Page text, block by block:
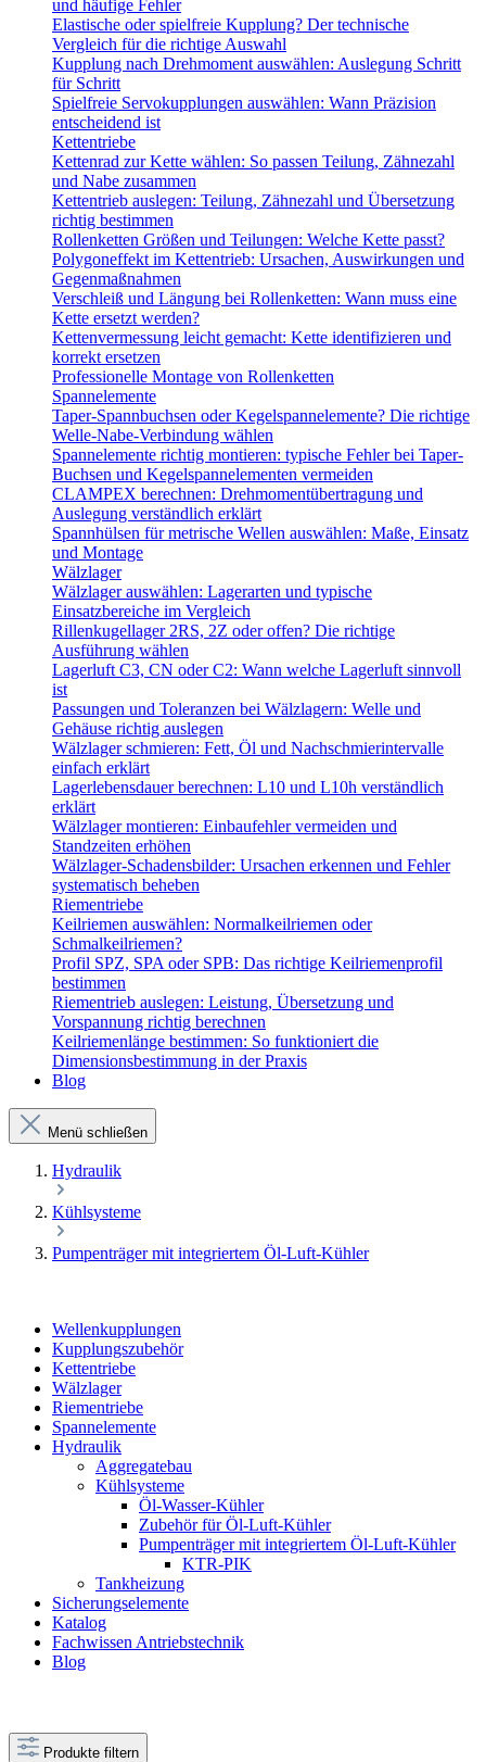
und häufige Fehler
Elastische oder spielfreie Kupplung? Der technische
Vergleich für die richtige Auswahl
Kupplung nach Drehmoment auswählen: Auslegung Schritt
für Schritt
Spielfreie Servokupplungen auswählen: Wann Präzision
entscheidend ist
Kettentriebe
Kettenrad zur Kette wählen: So passen Teilung, Zähnezahl
und Nabe zusammen
Kettentrieb auslegen: Teilung, Zähnezahl und Übersetzung
richtig bestimmen
Rollenketten Größen und Teilungen: Welche Kette passt?
Polygoneffekt im Kettentrieb: Ursachen, Auswirkungen und
Gegenmaßnahmen
Verschleiß und Längung bei Rollenketten: Wann muss eine
Kette ersetzt werden?
Kettenvermessung leicht gemacht: Kette identifizieren und
korrekt ersetzen
Professionelle Montage von Rollenketten
Spannelemente
Taper-Spannbuchsen oder Kegelspannelemente? Die richtige
Welle-Nabe-Verbindung wählen
Spannelemente richtig montieren: typische Fehler bei Taper-
Buchsen und Kegelspannelementen vermeiden
CLAMPEX berechnen: Drehmomentübertragung und
Auslegung verständlich erklärt
Spannhülsen für metrische Wellen auswählen: Maße, Einsatz
und Montage
Wälzlager
Wälzlager auswählen: Lagerarten und typische
Einsatzbereiche im Vergleich
Rillenkugellager 2RS, 2Z oder offen? Die richtige
Ausführung wählen
Lagerluft C3, CN oder C2: Wann welche Lagerluft sinnvoll
ist
Passungen und Toleranzen bei Wälzlagern: Welle und
Gehäuse richtig auslegen
Wälzlager schmieren: Fett, Öl und Nachschmierintervalle
einfach erklärt
Lagerlebensdauer berechnen: L10 und L10h verständlich
erklärt
Wälzlager montieren: Einbaufehler vermeiden und
Standzeiten erhöhen
Wälzlager-Schadensbilder: Ursachen erkennen und Fehler
systematisch beheben
Riementriebe
Keilriemen auswählen: Normalkeilriemen oder
Schmalkeilriemen?
Profil SPZ, SPA oder SPB: Das richtige Keilriemenprofil
bestimmen
Riementrieb auslegen: Leistung, Übersetzung und
Vorspannung richtig berechnen
Keilriemenlänge bestimmen: So funktioniert die
Dimensionsbestimmung in der Praxis
Blog
Menü schließen
Hydraulik
Kühlsysteme
Pumpenträger mit integriertem Öl-Luft-Kühler
Wellenkupplungen
Kupplungszubehör
Kettentriebe
Wälzlager
Riementriebe
Spannelemente
Hydraulik
Aggregatebau
Kühlsysteme
Öl-Wasser-Kühler
Zubehör für Öl-Luft-Kühler
Pumpenträger mit integriertem Öl-Luft-Kühler
KTR-PIK
Tankheizung
Sicherungselemente
Katalog
Fachwissen Antriebstechnik
Blog
Produkte filtern